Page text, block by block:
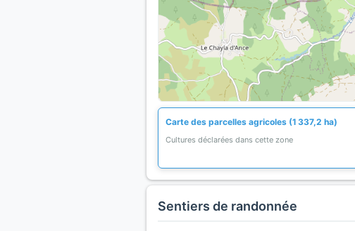
Carte des parcelles agricoles (1 337,2 ha)
Cultures déclarées dans cette zone
Sentiers de randonnée